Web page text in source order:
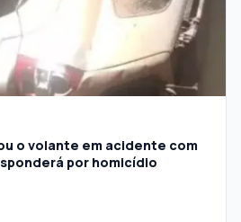
o volante em acidente com
por homicídio